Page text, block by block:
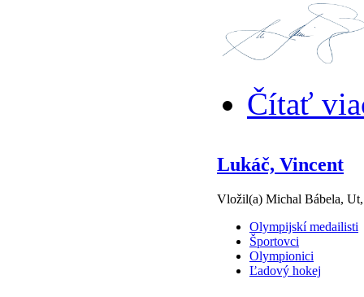
Čítať
Lukáč, Vincent
Vložil(a) Michal Bábela,
Olympijskí medailisti
Športovci
Olympionici
Ľadový hokej